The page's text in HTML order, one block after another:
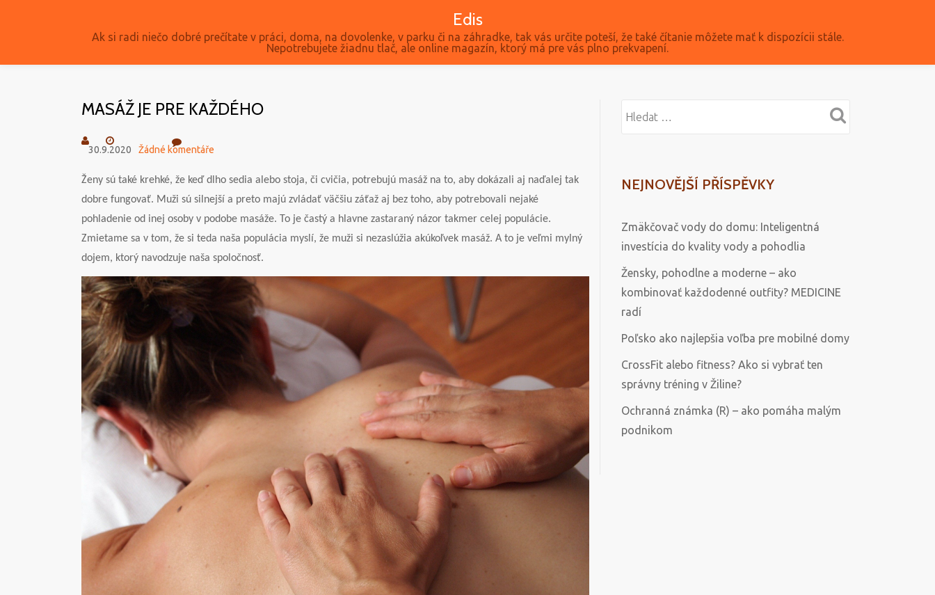
Edis
Ak si radi niečo dobré prečítate v práci, doma, na dovolenke, v parku či na záhradke, tak vás určite poteší, že také čítanie môžete mať k dispozícii stále.
Nepotrebujete žiadnu tlač, ale online magazín, ktorý má pre vás plno prekvapení.
MASÁŽ JE PRE KAŽDÉHO
30.9.2020 Žádné komentáře
Ženy sú také krehké, že keď dlho sedia alebo stoja, či cvičia, potrebujú masáž na to, aby dokázali aj naďalej tak
dobre fungovať. Muži sú silnejší a preto majú zvládať väčšiu záťaž aj bez toho, aby potrebovali nejaké
pohladenie od inej osoby v podobe masáže. To je častý a hlavne zastaraný názor takmer celej populácie.
Zmietame sa v tom, že si teda naša populácia myslí, že muži si nezaslúžia akúkoľvek masáž. A to je veľmi mylný
dojem, ktorý navodzuje naša spoločnosť.
NEJNOVĚJŠÍ PŘÍSPĚVKY
Zmäkčovač vody do domu: Inteligentná
investícia do kvality vody a pohodlia
Žensky, pohodlne a moderne – ako
kombinovať každodenné outfity? MEDICINE
radí
Poľsko ako najlepšia voľba pre mobilné domy
CrossFit alebo fitness? Ako si vybrať ten
správny tréning v Žiline?
Ochranná známka (R) – ako pomáha malým
podnikom